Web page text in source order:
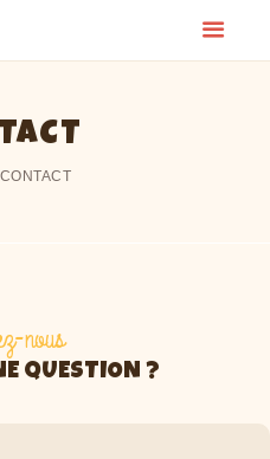
CONTACT
nous
QUESTION ?